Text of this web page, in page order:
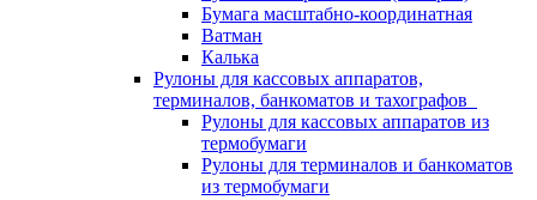
Бумага масштабно-координатная
Ватман
Калька
Рулоны для кассовых аппаратов,
терминалов, банкоматов и тахографов
Рулоны для кассовых аппаратов из
термобумаги
Рулоны для терминалов и банкоматов
из термобумаги